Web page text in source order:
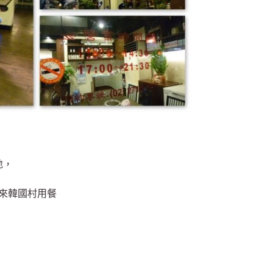
韓國村用餐